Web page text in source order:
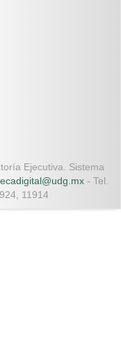
Ejecutiva. Sistema
- Tel.
11914